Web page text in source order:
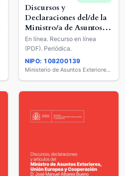
Discursos y
Declaraciones del/de la
Ministro/a de Asuntos
Exteriores y de
Cooperación
En línea. Recurso en línea
(PDF). Periódica.
NIPO: 108200139
Ministerio de Asuntos Exteriores, Unión Europea y Cooperación